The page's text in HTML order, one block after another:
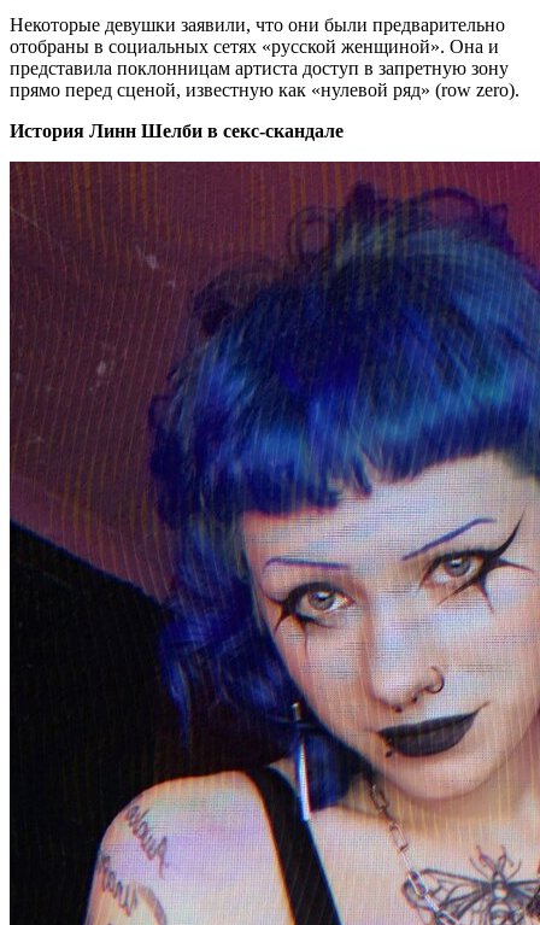
Некоторые девушки заявили, что они были предварительно
отобраны в социальных сетях «русской женщиной». Она и
представила поклонницам артиста доступ в запретную зону
прямо перед сценой, известную как «нулевой ряд» (row zero).
История Линн Шелби в секс-скандале